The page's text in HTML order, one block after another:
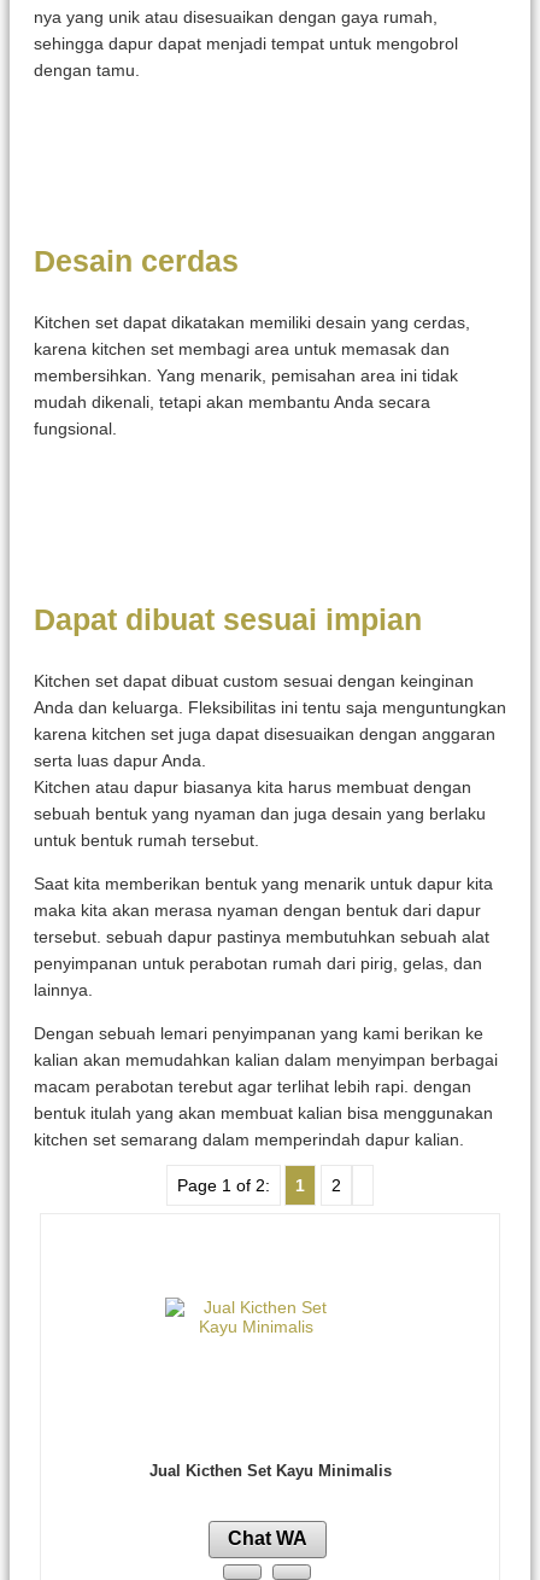
nya yang unik atau disesuaikan dengan gaya rumah,
sehingga dapur dapat menjadi tempat untuk mengobrol
dengan tamu.
Desain cerdas
Kitchen set dapat dikatakan memiliki desain yang cerdas,
karena kitchen set membagi area untuk memasak dan
membersihkan. Yang menarik, pemisahan area ini tidak
mudah dikenali, tetapi akan membantu Anda secara
fungsional.
Dapat dibuat sesuai impian
Kitchen set dapat dibuat custom sesuai dengan keinginan
Anda dan keluarga. Fleksibilitas ini tentu saja menguntungkan
karena kitchen set juga dapat disesuaikan dengan anggaran
serta luas dapur Anda.
Kitchen atau dapur biasanya kita harus membuat dengan
sebuah bentuk yang nyaman dan juga desain yang berlaku
untuk bentuk rumah tersebut.
Saat kita memberikan bentuk yang menarik untuk dapur kita
maka kita akan merasa nyaman dengan bentuk dari dapur
tersebut. sebuah dapur pastinya membutuhkan sebuah alat
penyimpanan untuk perabotan rumah dari pirig, gelas, dan
lainnya.
Dengan sebuah lemari penyimpanan yang kami berikan ke
kalian akan memudahkan kalian dalam menyimpan berbagai
macam perabotan terebut agar terlihat lebih rapi. dengan
bentuk itulah yang akan membuat kalian bisa menggunakan
kitchen set semarang dalam memperindah dapur kalian.
Page 1 of 2: 1 2
Jual Kicthen Set Kayu Minimalis
Chat WA